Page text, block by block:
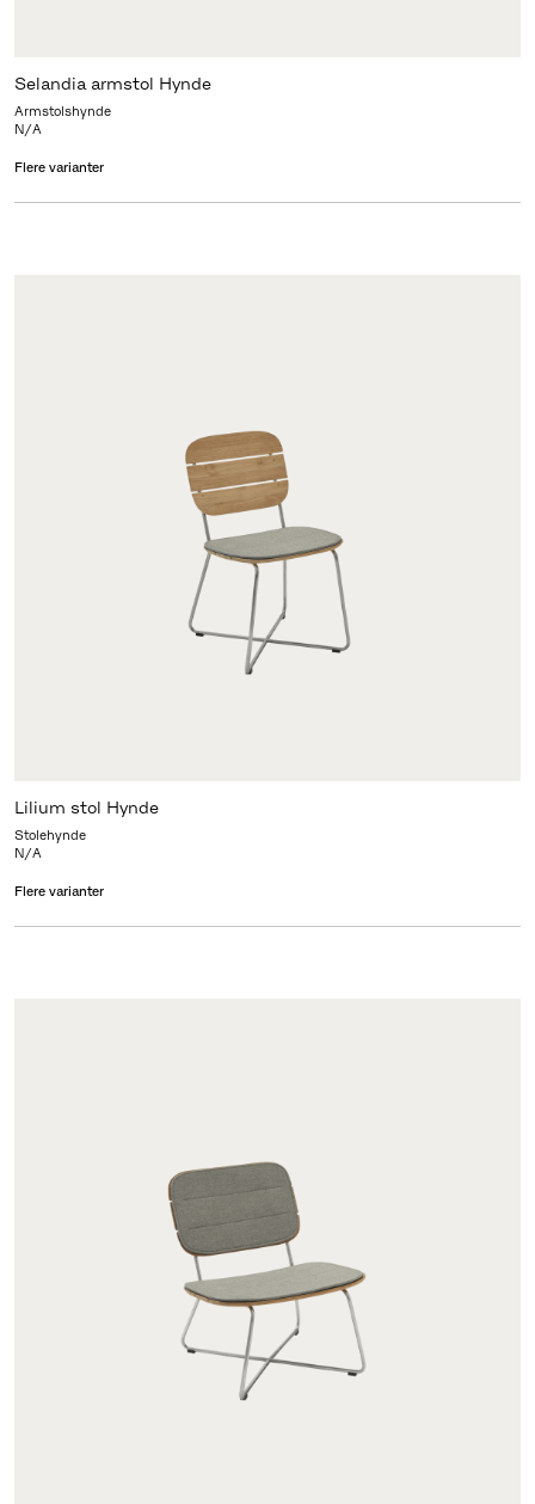
Selandia armstol Hynde
Armstolshynde
N/A
Flere varianter
Lilium stol Hynde
Stolehynde
N/A
Flere varianter